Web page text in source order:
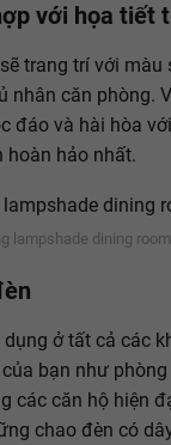
với họa tiết
trang trí với màu
nhân căn phòng.
đáo và hài hòa
hoàn hảo nhất.
lampshade dining
ở tất cả các
của bạn như
các căn hộ hiện
chao đèn có